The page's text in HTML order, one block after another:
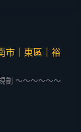
市｜東區｜裕
劃 ～～～～～～